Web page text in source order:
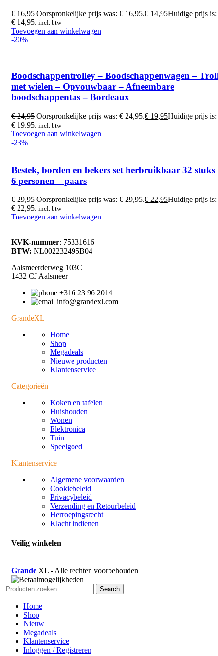
€16,95 Oorspronkelijke prijs was: € 16,95.€ 14,95Huidige prijs is:
€ 14,95. incl. btw
Toevoegen aan winkelwagen
-20%
Boodschappentrolley – Boodschappenwagen –
met wielen – Opvouwbaar – Afneembare
boodschappentas – Bordeaux
€24,95 Oorspronkelijke prijs was: € 24,95.€ 19,95Huidige prijs is:
€ 19,95. incl. btw
Toevoegen aan winkelwagen
-23%
Bestek, borden en bekers set herbruikbaar 32
6 personen – paars
€29,95 Oorspronkelijke prijs was: € 29,95.€ 22,95Huidige prijs is:
€ 22,95. incl. btw
Toevoegen aan winkelwagen
KVK-nummer: 75331616
BTW: NL002232495B04
Aalsmeerderweg 103C
1432 CJ Aalsmeer
+316 23 96 2014
info@grandexl.com
GrandeXL
Home
Shop
Megadeals
Nieuwe producten
Klantenservice
Categorieën
Koken en tafelen
Huishouden
Wonen
Elektronica
Tuin
Speelgoed
Klantenservice
Algemene voorwaarden
Cookiebeleid
Privacybeleid
Verzending en Retourbeleid
Herroepingsrecht
Klacht indienen
Veilig winkelen
Grande XL - Alle rechten voorbehouden
Search
Home
Shop
Nieuw
Megadeals
Klantenservice
Inloggen / Registreren